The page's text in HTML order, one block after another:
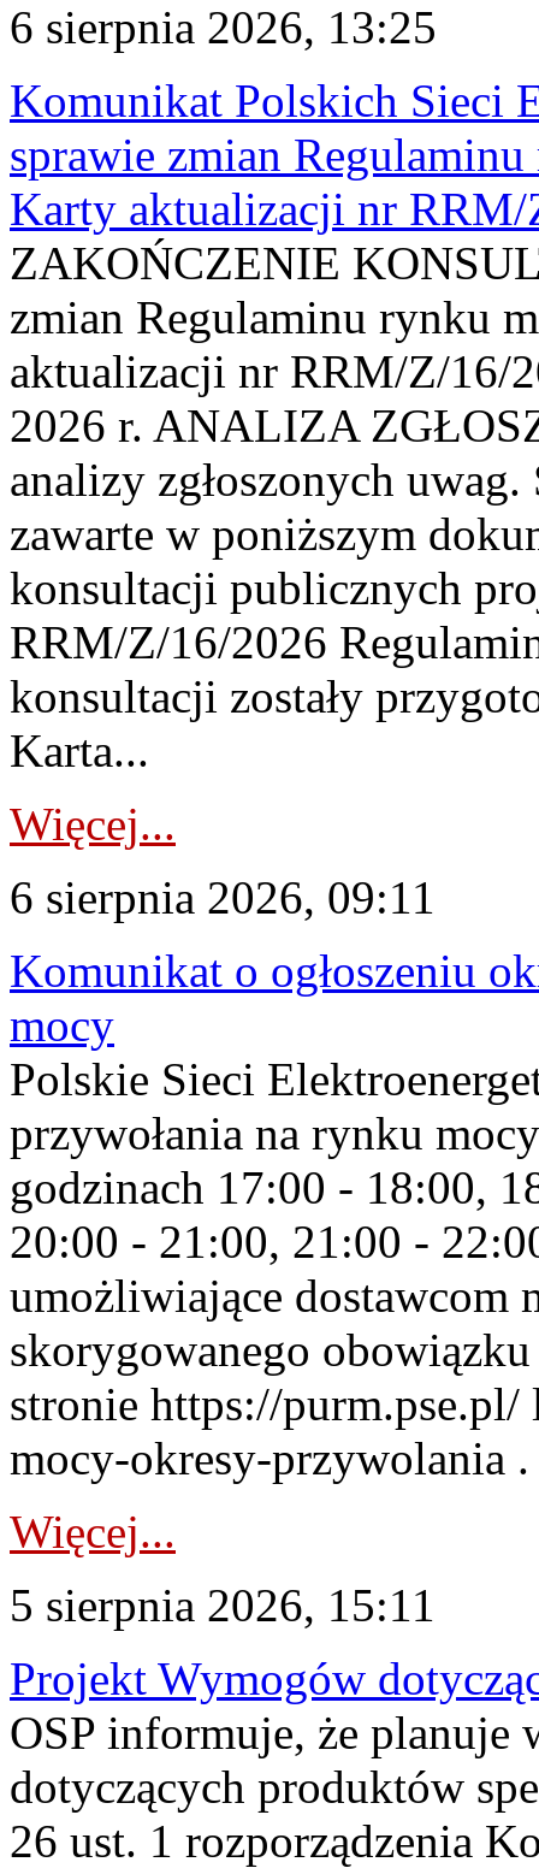
6 sierpnia 2026, 13:25
Komunikat Polskich Sieci
sprawie zmian
Karty aktualizacji nr
ZAKOŃCZENIE
zmian Regulaminu rynku
aktualizacji nr RRM/Z/16/
2026 r. ANALIZA
analizy zgłoszonych
zawarte w poniższym
konsultacji publicznych
RRM/Z/16/2026
konsultacji zostały
Karta...
Więcej...
6 sierpnia 2026, 09:11
Komunikat o ogłoszeniu
mocy
Polskie Sieci
przywołania na rynku
godzinach 17:00 - 18:00,
20:00 - 21:00, 21:00 -
umożliwiające dostawcom
skorygowanego
stronie https://
mocy-okresy-przywolania
Więcej...
5 sierpnia 2026, 15:11
Projekt Wymogów
OSP informuje, że planuje
dotyczących produktów
26 ust. 1 rozporządzenia